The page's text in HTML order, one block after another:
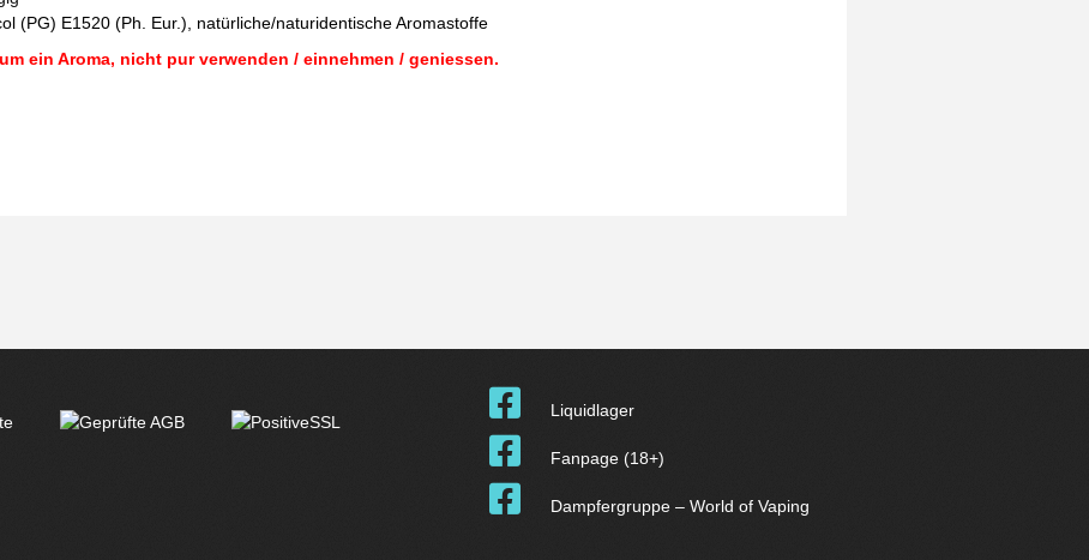
(PG) E1520 (Ph. Eur.), natürliche/naturidentische Aromastoffe
ein Aroma, nicht pur verwenden / einnehmen / geniessen.
Liquidlager
Fanpage (18+)
Dampfergruppe – World of Vaping